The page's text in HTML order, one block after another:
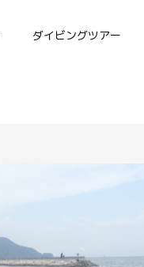
ダイビングツアー